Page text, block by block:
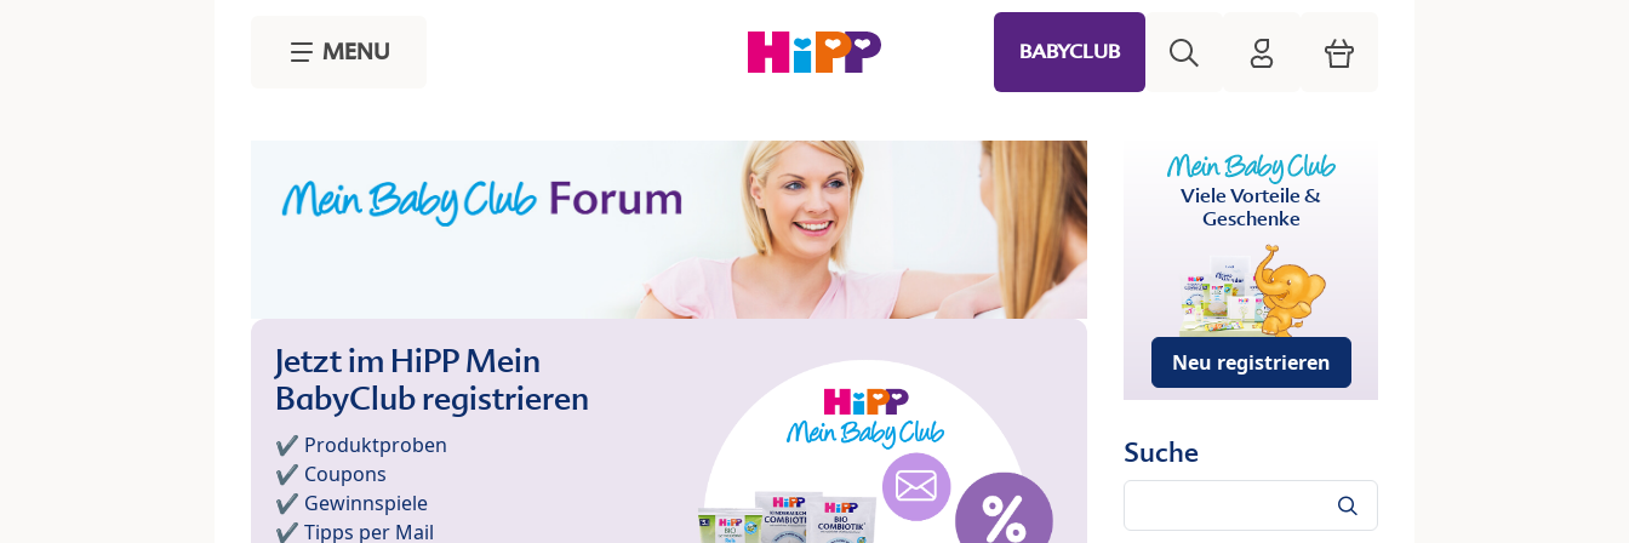
MENU BABYCLUB HiPP Mein Babyclub
Warenkorb
Jetzt im HiPP Mein
BabyClub registrieren
✔️ Produktproben
✔️ Coupons
✔️ Gewinnspiele
✔️ Tipps per Mail
Viele Vorteile &
Geschenke
Neu registrieren
Suche